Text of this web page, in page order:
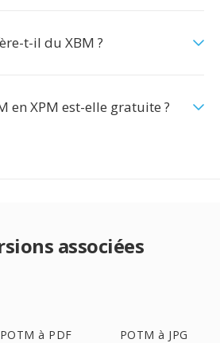
t-il du XBM ?
en XPM est-elle gratuite ?
associées
POTM à PDF POTM à JPG